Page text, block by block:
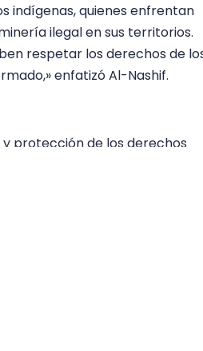
indígenas, quienes enfrentan
ilegal en sus territorios.
respetar los derechos de
enfatizó Al-Nashif.
protección de los derechos